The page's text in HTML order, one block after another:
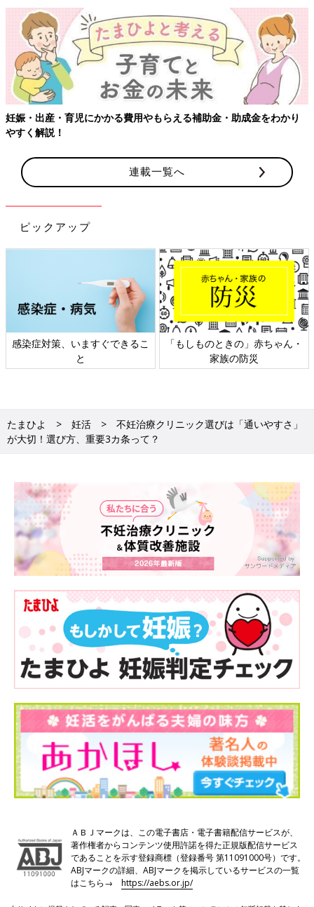
妊娠・出産・育児にかかる費用やもらえる補助金・助成金をわかり
やすく解説！
連載一覧へ
ピックアップ
感染症対策、いますぐできるこ
と
「もしものときの」赤ちゃん・
家族の防災
たまひよ 妊活
不妊治療クリニック選びは「通いやすさ」
が大切！選び方、重要3カ条って？
ＡＢＪマークは、この電子書店・電子書籍配信サービスが、
著作権者からコンテンツ使用許諾を得た正規版配信サービス
であることを示す登録商標（登録番号 第11091000号）です。
ABJマークの詳細、ABJマークを掲示しているサービスの一覧
はこちら→https://aebs.or.jp/